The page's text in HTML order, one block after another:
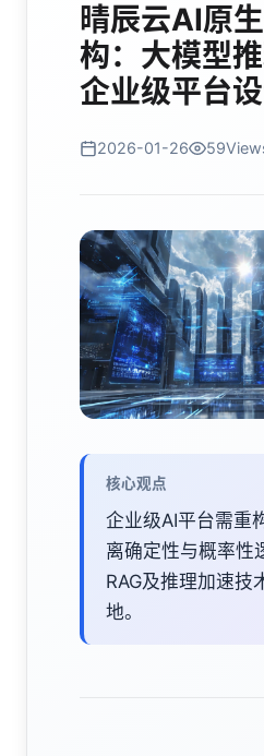
晴辰云AI原
构：大模型
企业级平台
2026-01-26 59
核心观点
企业级AI平台需重
离确定性与概率性
RAG及推理加速技
地。